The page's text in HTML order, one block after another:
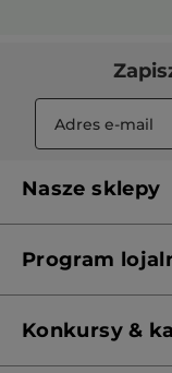
Nasze sklepy
Franczyza
Program
Konkursy &